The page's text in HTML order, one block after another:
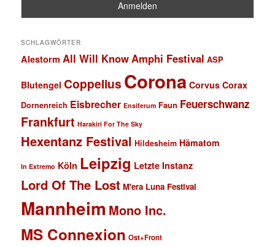
SCHLAGWÖRTER
Alestorm All Will KnowAmphi Festival ASP
Blutengel Coppelius Corona Corvus Corax
Dornenreich Eisbrecher Ensiferum Faun Feuerschwanz
Frankfurt Harakiri For The Sky
Hexentanz Festival Hildesheim Hämatom
In Extremo Köln Leipzig Letzte Instanz
Lord Of The Lost M'era Luna Festival
Mannheim Mono Inc.
MS Connexion Ost+Front